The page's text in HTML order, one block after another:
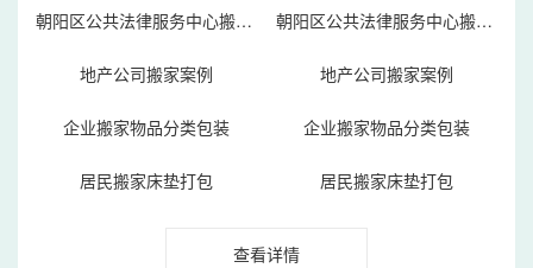
朝阳区公共法律服务中心搬家案例 朝阳区公共法律服务中心搬家案例
地产公司搬家案例 地产公司搬家案例
企业搬家物品分类包装 企业搬家物品分类包装
居民搬家床垫打包 居民搬家床垫打包
查看详情